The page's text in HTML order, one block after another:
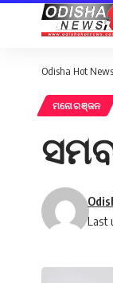
Odisha Hot News
ମନୋରଞ୍ଜନ
Last